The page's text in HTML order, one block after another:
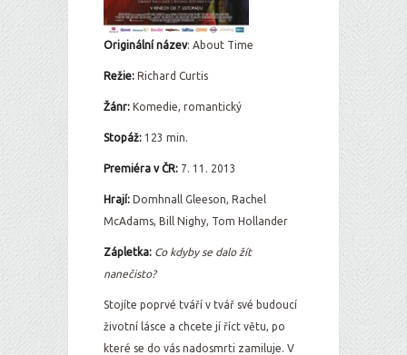
Originální název: About Time
Režie: Richard Curtis
Žánr: Komedie, romantický
Stopáž: 123 min.
Premiéra v ČR: 7. 11. 2013
Hrají: Domhnall Gleeson, Rachel
McAdams, Bill Nighy, Tom Hollander
Zápletka: Co kdyby se dalo žít
nanečisto?
Stojíte poprvé tváří v tvář své budoucí
životní lásce a chcete jí říct větu, po
které se do vás nadosmrti zamiluje. V